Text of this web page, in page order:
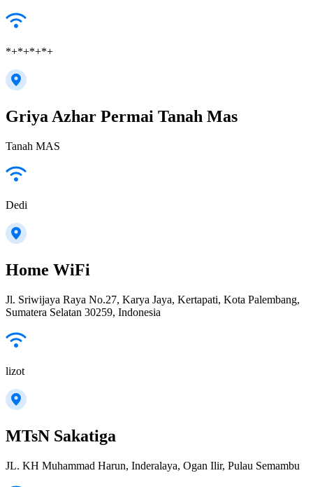
*+*+*+*+
Griya Azhar Permai Tanah Mas
Tanah MAS
Dedi
Home WiFi
Jl. Sriwijaya Raya No.27, Karya Jaya, Kertapati, Kota Palembang,
Sumatera Selatan 30259, Indonesia
lizot
MTsN Sakatiga
JL. KH Muhammad Harun, Inderalaya, Ogan Ilir, Pulau Semambu